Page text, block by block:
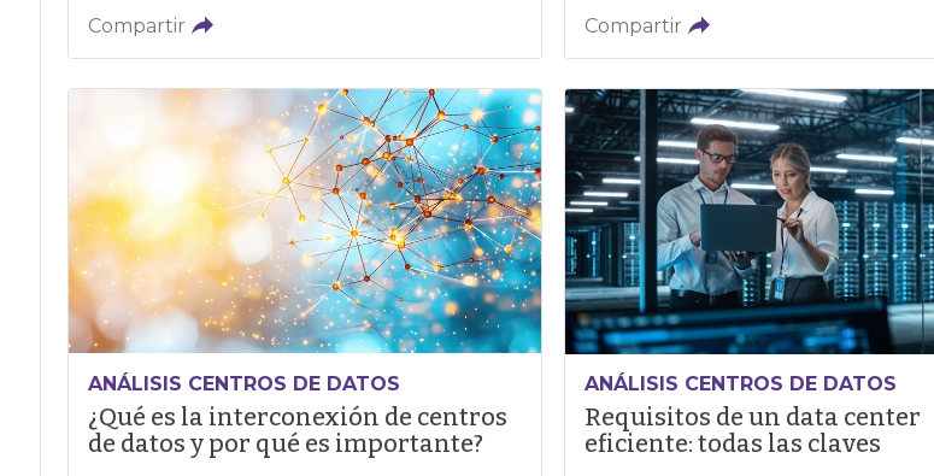
Compartir Compartir
ANÁLISIS CENTROS DE DATOS
¿Qué es la interconexión de centros
de datos y por qué es importante?
ANÁLISIS CENTROS DE DATOS
Requisitos de un data center
eficiente: todas las claves